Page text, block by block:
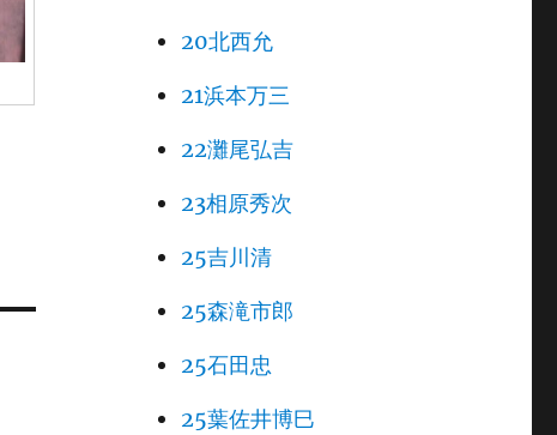
20北西允
21浜本万三
22灘尾弘吉
23相原秀次
25吉川清
25森滝市郎
25石田忠
25葉佐井博巳